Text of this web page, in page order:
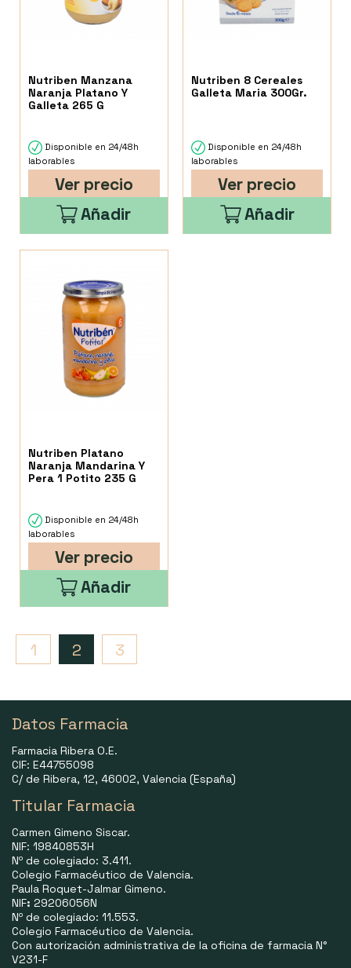
Nutriben Manzana
Naranja Platano Y
Galleta 265 G
Disponible en 24/48h
laborables
Ver precio
Añadir
Nutriben 8 Cereales
Galleta Maria 300Gr.
Disponible en 24/48h
laborables
Ver precio
Añadir
Nutriben Platano
Naranja Mandarina Y
Pera 1 Potito 235 G
Disponible en 24/48h
laborables
Ver precio
Añadir
1 2 3
Datos Farmacia
Farmacia Ribera O.E.
CIF: E44755098
C/ de Ribera, 12, 46002, Valencia (España)
Titular Farmacia
Carmen Gimeno Siscar.
NIF: 19840853H
Nº de colegiado: 3.411.
Colegio Farmacéutico de Valencia.
Paula Roquet-Jalmar Gimeno.
NIF: 29206056N
Nº de colegiado: 11.553.
Colegio Farmacéutico de Valencia.
Con autorización administrativa de la oficina de farmacia N°
V231-F